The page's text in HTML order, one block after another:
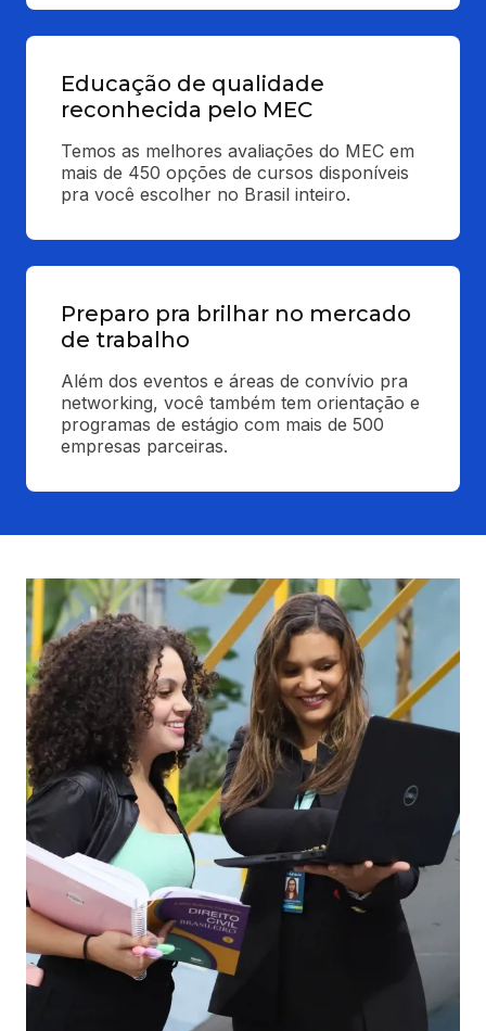
Educação de qualidade
reconhecida pelo MEC
Temos as melhores avaliações do MEC em
mais de 450 opções de cursos disponíveis
pra você escolher no Brasil inteiro.
Preparo pra brilhar no mercado
de trabalho
Além dos eventos e áreas de convívio pra
networking, você também tem orientação e
programas de estágio com mais de 500
empresas parceiras.